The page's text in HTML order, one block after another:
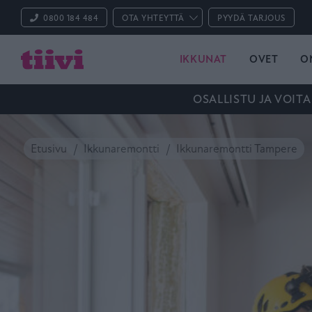
0800 184 484 OTA YHTEYTTÄ PYYDÄ TARJOUS
IKKUNAT OVET
OSALLISTU JA
Etusivu Ikkunaremontti Ikkunaremontti Tampere